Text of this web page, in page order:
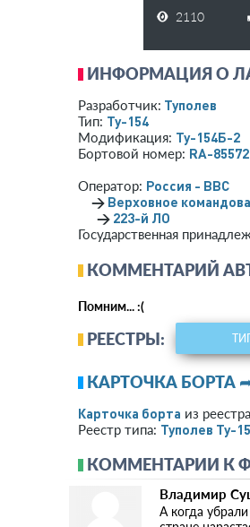
2110
ИНФОРМАЦИЯ О
Разработчик: Туполев
Тип: Ту-154
Модификация: Ту-154Б-2
Бортовой номер: RA-85572
Оператор: Россия - ВВС
→ Верховное
→ 223-й ЛО
Государственная
КОММЕНТАРИЙ
Помним... :(
РЕЕСТРЫ:
КАРТОЧКА БОРТА
Карточка борта из реестра
Реестр типа: Туполев Ту-
КОММЕНТАРИИ К
Владимир
А когда